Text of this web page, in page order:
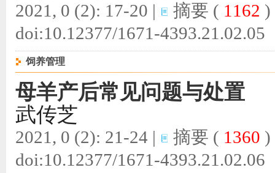
2021, 0 (2): 17-20 | 摘要 ( 1162
doi:10.12377/1671-4393.21.02.05
饲养管理
母羊产后常见问题与处置
武传芝
2021, 0 (2): 21-24 | 摘要 ( 1360
doi:10.12377/1671-4393.21.02.06